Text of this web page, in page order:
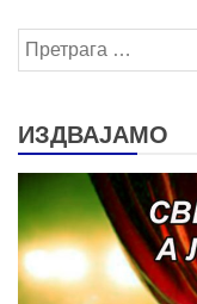
Претрага
за:
ИЗДВАЈАМО